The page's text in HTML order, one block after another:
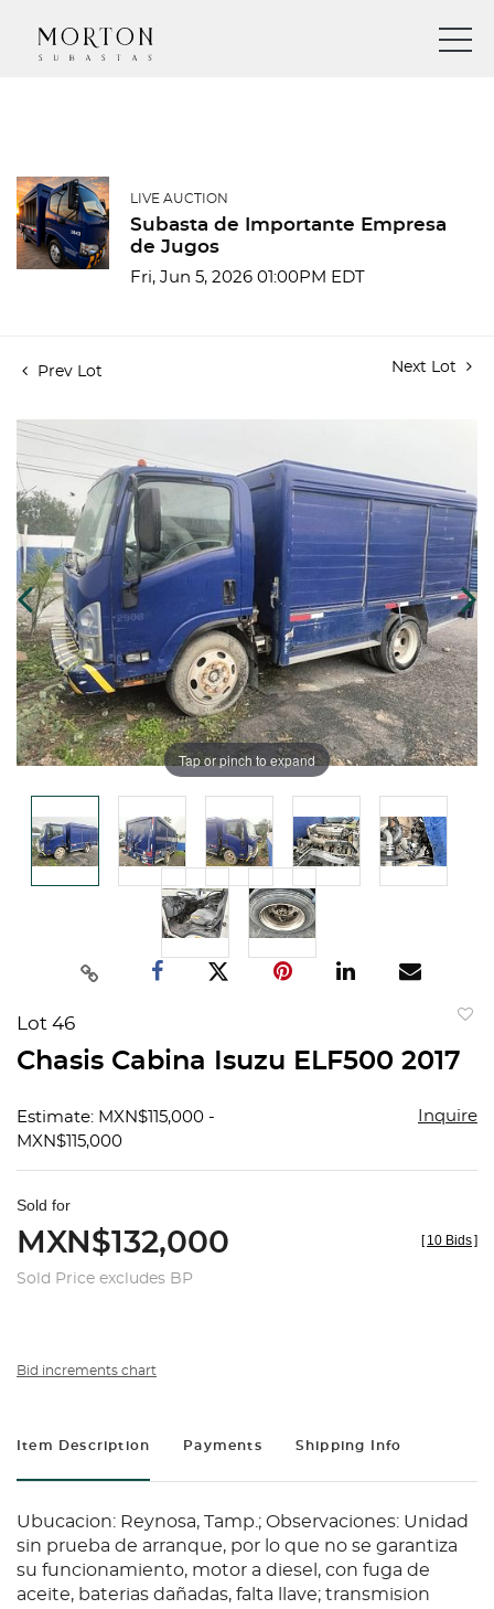
LIVE AUCTION
Subasta de Importante Empresa
de Jugos
Fri, Jun 5, 2026 01:00PM EDT
Prev Lot Next Lot
Tap or pinch to expand
Lot 46
Chasis Cabina Isuzu ELF500 2017
Estimate: MXN$115,000 -
MXN$115,000
Inquire
Sold for
MXN$132,000
Sold Price excludes BP
[ 10 Bids]
Bid increments chart
Item Description Payments Shipping Info
Ubucacion: Reynosa, Tamp.; Observaciones: Unidad
sin prueba de arranque, por lo que no se garantiza
su funcionamiento, motor a diesel, con fuga de
aceite, baterias dañadas, falta llave; transmision